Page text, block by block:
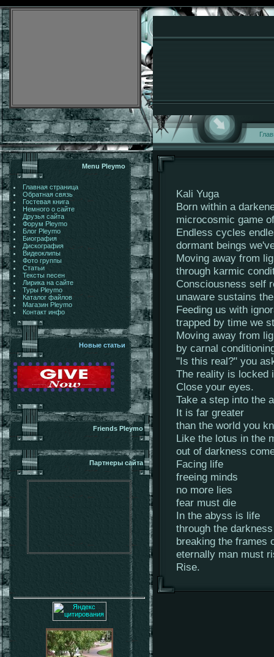
Menu Pleymo
Главная страница
Обратная связь
Гостевая книга
Немного о сайте
Друзья сайта
Форум Pleymo
Блог Pleymo
Биография
Дискография
Видеоклипы
Фото группы
Статьи
Тексты песен
Лирика на сайте
Туры Pleymo
Каталог файлов
Магазин Pleymo
Контакт инфо
Новые статьи
Friends Pleymo
Партнеры сайта
Kali Yuga
Born within a
microcosmic game
Endless cycles
dormant beings
Moving away from
through karmic
Consciousness self
unaware sustains
Feeding us with
trapped by time we
Moving away from
by carnal
"Is this real?" you
The reality is locked
Close your eyes.
Take a step into the
It is far greater
than the world you
Like the lotus in the
out of darkness
Facing life
freeing minds
no more lies
fear must die
In the abyss is life
through the
breaking the frames
eternally man must
Rise.